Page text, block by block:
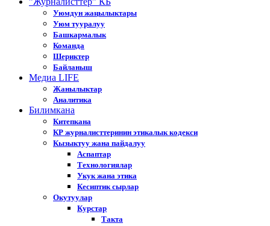
Уюмдун жаңылыктары
Уюм тууралуу
Башкармалык
Команда
Шериктер
Байланыш
Медиа LIFE
Жанылыктар
Аналитика
Билимкана
Китепкана
КР журналисттеринин этикалык кодекси
Кызыктуу жана пайдалуу
Аспаптар
Технологиялар
Укук жана этика
Кесиптик сырлар
Окутуулар
Курстар
Такта